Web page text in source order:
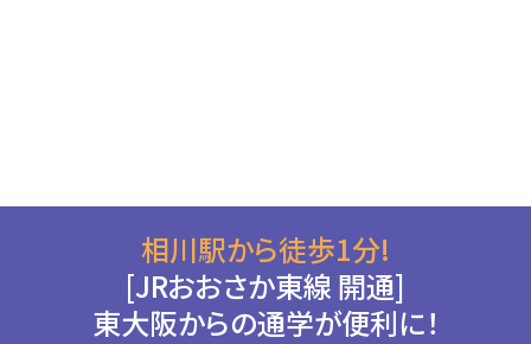
相川駅から徒歩1分!
[JRおおさか東線 開通]
東大阪からの通学が便利に！